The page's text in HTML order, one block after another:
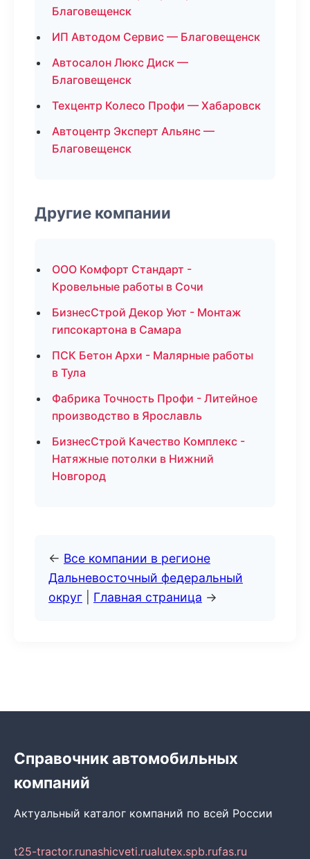
Благовещенск
ИП Автодом Сервис — Благовещенск
Автосалон Люкс Диск —
Благовещенск
Техцентр Колесо Профи — Хабаровск
Автоцентр Эксперт Альянс —
Благовещенск
Другие компании
ООО Комфорт Стандарт -
Кровельные работы в Сочи
БизнесСтрой Декор Уют - Монтаж
гипсокартона в Самара
ПСК Бетон Архи - Малярные работы
в Тула
Фабрика Точность Профи - Литейное
производство в Ярославль
БизнесСтрой Качество Комплекс -
Натяжные потолки в Нижний
Новгород
← Все компании в регионе
Дальневосточный федеральный
округ
Главная страница →
Справочник автомобильных
компаний
Актуальный каталог компаний по всей России
t25-tractor.runashicveti.rualutex.spb.rufas.ru